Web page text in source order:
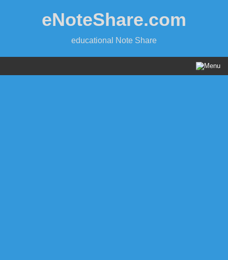
eNoteShare.com
educational Note Share